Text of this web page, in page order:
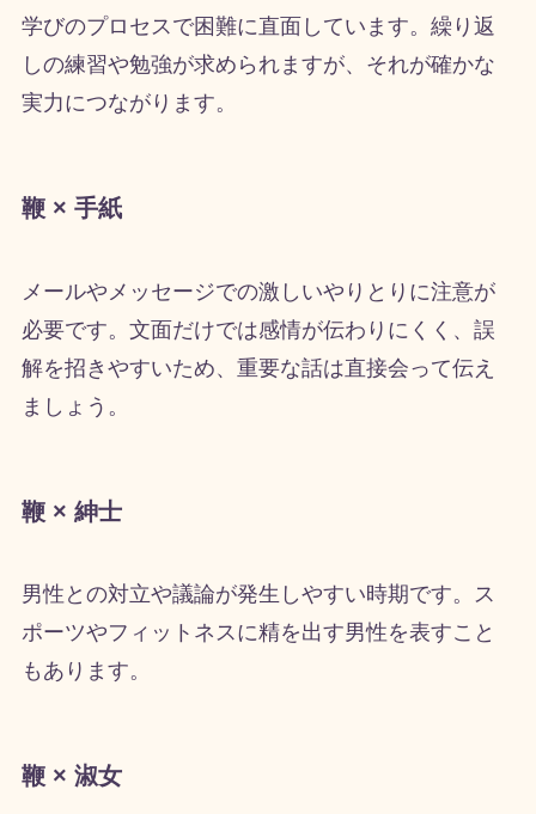
学びのプロセスで困難に直面しています。繰り返
しの練習や勉強が求められますが、それが確かな
実力につながります。
鞭 × 手紙
メールやメッセージでの激しいやりとりに注意が
必要です。文面だけでは感情が伝わりにくく、誤
解を招きやすいため、重要な話は直接会って伝え
ましょう。
鞭 × 紳士
男性との対立や議論が発生しやすい時期です。ス
ポーツやフィットネスに精を出す男性を表すこと
もあります。
鞭 × 淑女